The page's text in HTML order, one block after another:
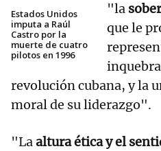
Estados Unidos
imputa a Raúl
Castro por la
muerte de cuatro
pilotos en 1996
"la
que le
revolución cubana, y la
moral de su liderazgo".
"Laaltura ética y el